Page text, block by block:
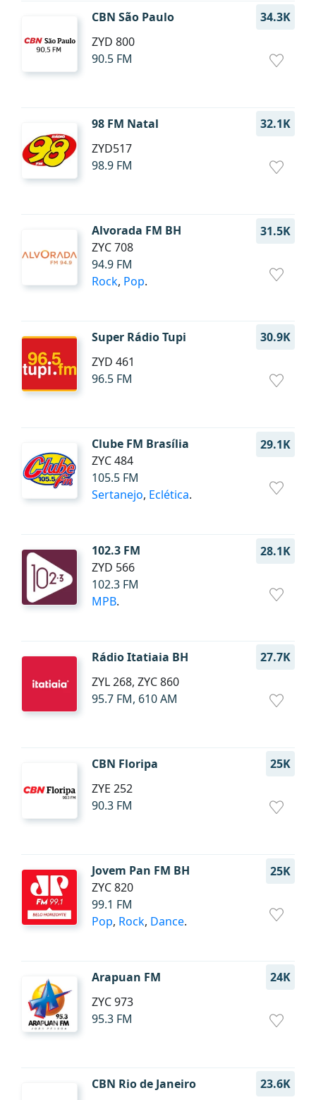
CBN São Paulo
34.3K
ZYD 800
90.5 FM
98 FM Natal
32.1K
ZYD517
98.9 FM
Alvorada FM BH
31.5K
ZYC 708
94.9 FM
Rock, Pop.
Super Rádio Tupi
30.9K
ZYD 461
96.5 FM
Clube FM Brasília
29.1K
ZYC 484
105.5 FM
Sertanejo, Eclética.
102.3 FM
28.1K
ZYD 566
102.3 FM
MPB.
Rádio Itatiaia BH
27.7K
ZYL 268, ZYC 860
95.7 FM, 610 AM
CBN Floripa
25K
ZYE 252
90.3 FM
Jovem Pan FM BH
25K
ZYC 820
99.1 FM
Pop, Rock, Dance.
Arapuan FM
24K
ZYC 973
95.3 FM
CBN Rio de Janeiro
23.6K